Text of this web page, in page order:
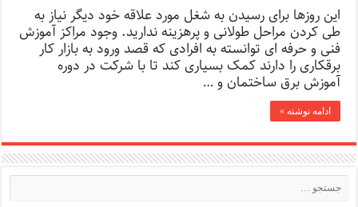
این روزها برای رسیدن به شغل مورد علاقه خود دیگر نیاز به
طی کردن مراحل طولانی و پرهزینه ندارید. وجود مراکز آموزش
فنی و حرفه ای توانسته به افرادی که قصد ورود به بازار کار
برقکاری را دارند کمک بسیاری کند تا با شرکت در دوره
آموزش برق ساختمان و …
ادامه نوشته »